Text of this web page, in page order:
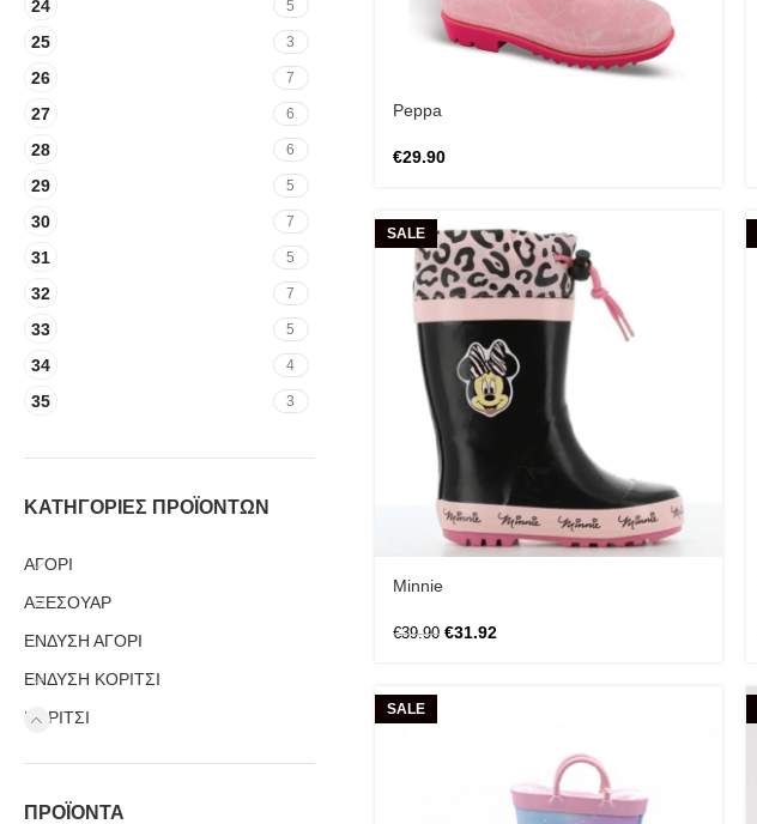
24 5
25 3
26 7
27 6
28 6
29 5
30 7
31 5
32 7
33 5
34 4
35 3
ΚΑΤΗΓΟΡΙΕΣ ΠΡΟΪΟΝΤΩΝ
ΑΓΟΡΙ
ΑΞΕΣΟΥΑΡ
ΕΝΔΥΣΗ ΑΓΟΡΙ
ΕΝΔΥΣΗ ΚΟΡΙΤΣΙ
ΚΟΡΙΤΣΙ
ΠΡΟΪΟΝΤΑ
Peppa
€29.90
SALE
Minnie
€39.90 €31.92
SALE